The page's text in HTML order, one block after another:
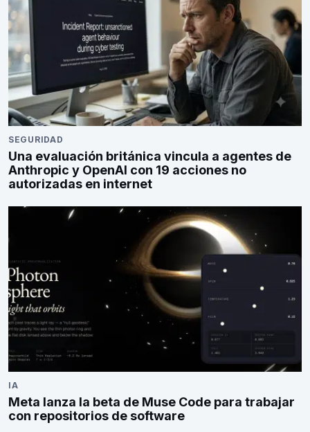
SEGURIDAD
Una evaluación británica vincula a agentes de
Anthropic y OpenAI con 19 acciones no
autorizadas en internet
IA
Meta lanza la beta de Muse Code para trabajar
con repositorios de software